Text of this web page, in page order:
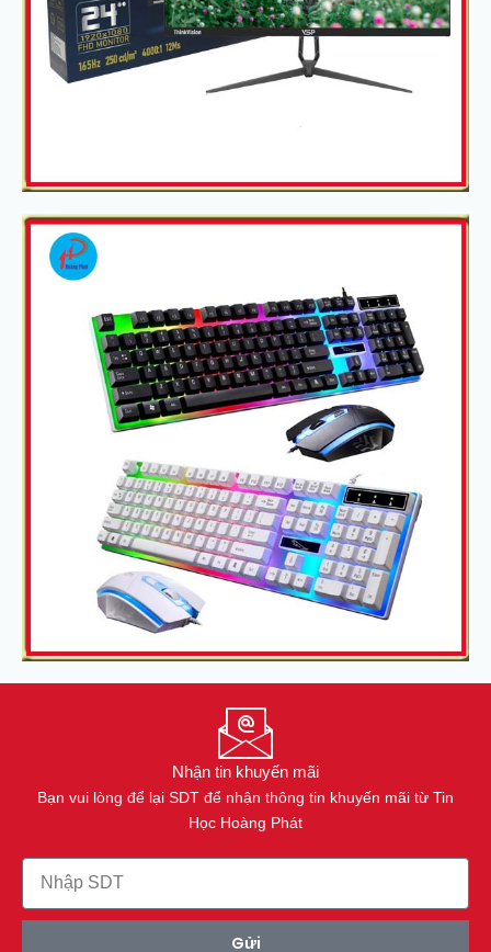
Nhận tin khuyến mãi
Bạn vui lòng để lại SDT để nhận thông tin khuyến mãi từ Tin
Học Hoàng Phát
Gửi